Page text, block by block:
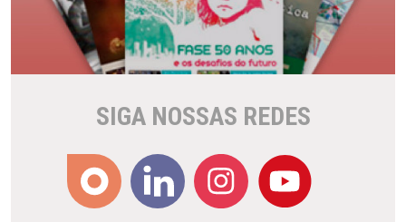
SIGA NOSSAS REDES